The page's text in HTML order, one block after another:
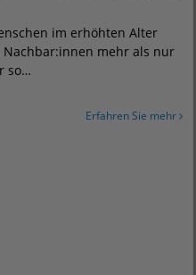
im erhöhten Alter
mehr als nur
so…
Erfahren Sie mehr